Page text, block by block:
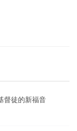
督徒的新福音